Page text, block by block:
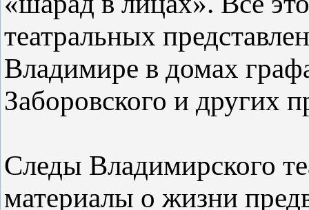
театральных
Владимире в домах
Заборовского и других
Следы Владимирского
материалы о жизни